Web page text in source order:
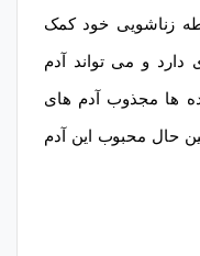
زناشویی خود کمک
دارد و می تواند آدم
ها مجذوب آدم های
حال محبوب این آدم